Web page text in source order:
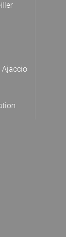
Ajaccio